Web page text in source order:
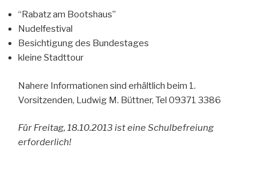
“Rabatz am Bootshaus”
Nudelfestival
Besichtigung des Bundestages
kleine Stadttour
Nahere Informationen sind erhältlich beim 1.
Vorsitzenden, Ludwig M. Büttner, Tel 09371 3386
Für Freitag, 18.10.2013 ist eine Schulbefreiung
erforderlich!